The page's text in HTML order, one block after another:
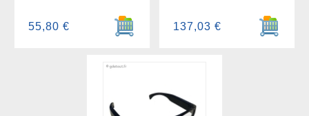
Ajouter au panier
55,80 €
Ajouter
137,03 €